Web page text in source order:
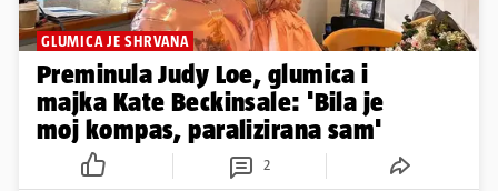
GLUMICA JE SHRVANA
Preminula Judy Loe, glumica i
majka Kate Beckinsale: 'Bila je
moj kompas, paralizirana sam'
2